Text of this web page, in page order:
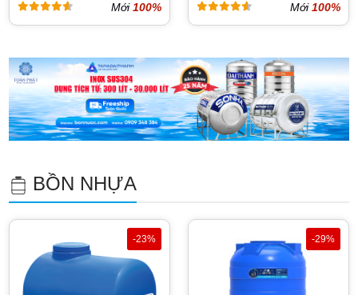
Mới100% Mới100%
BỒN NHỰA
-23% -29%